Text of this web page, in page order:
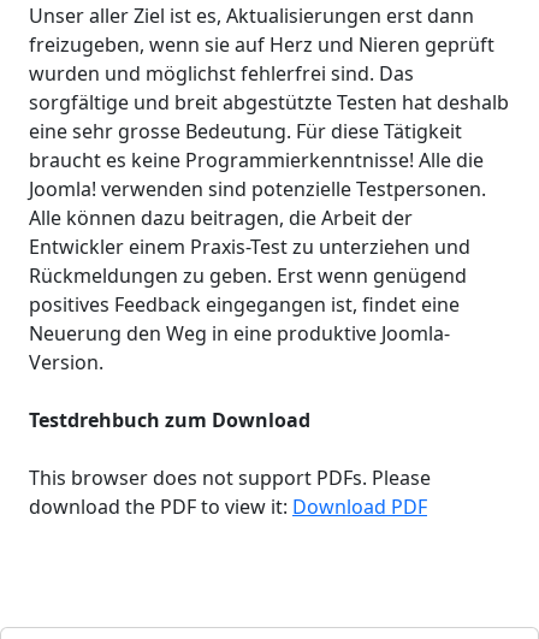
Unser aller Ziel ist es, Aktualisierungen erst dann
freizugeben, wenn sie auf Herz und Nieren geprüft
wurden und möglichst fehlerfrei sind. Das
sorgfältige und breit abgestützte Testen hat deshalb
eine sehr grosse Bedeutung. Für diese Tätigkeit
braucht es keine Programmierkenntnisse! Alle die
Joomla! verwenden sind potenzielle Testpersonen.
Alle können dazu beitragen, die Arbeit der
Entwickler einem Praxis-Test zu unterziehen und
Rückmeldungen zu geben. Erst wenn genügend
positives Feedback eingegangen ist, findet eine
Neuerung den Weg in eine produktive Joomla-
Version.
Testdrehbuch zum Download
This browser does not support PDFs. Please
download the PDF to view it: Download PDF